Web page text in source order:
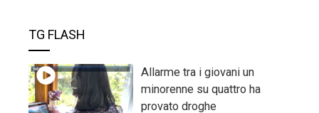
TG FLASH
Allarme tra i giovani un
minorenne su quattro ha
provato droghe